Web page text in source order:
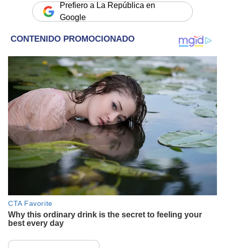
Prefiero a La República en
Google